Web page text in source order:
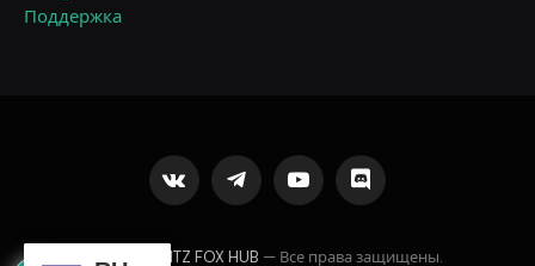
Поддержка
VKontakteTelegramYouTubeDiscord
BLITZ FOX HUB — Все права защищены.